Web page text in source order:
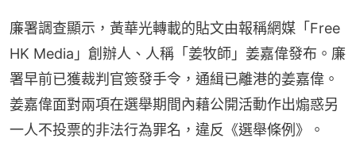
廉署調查顯示，黃華光轉載的貼文由報稱網媒「Free
HK Media」創辦人、人稱「姜牧師」姜嘉偉發布。廉
署早前已獲裁判官簽發手令，通緝已離港的姜嘉偉。
姜嘉偉面對兩項在選舉期間內藉公開活動作出煽惑另
一人不投票的非法行為罪名，違反《選舉條例》。